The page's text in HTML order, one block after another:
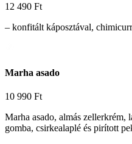
12 490 Ft
– konfitált káposztával,
Marha asado
10 990 Ft
Marha asado, almás zellerkrém,
gomba, csirkealaplé és pirított